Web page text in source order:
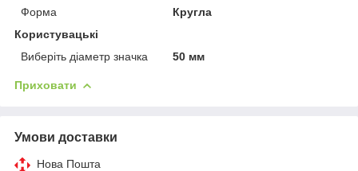
Форма
Кругла
Користувацькі
Виберіть діаметр значка
50 мм
Приховати
Умови доставки
Нова Пошта